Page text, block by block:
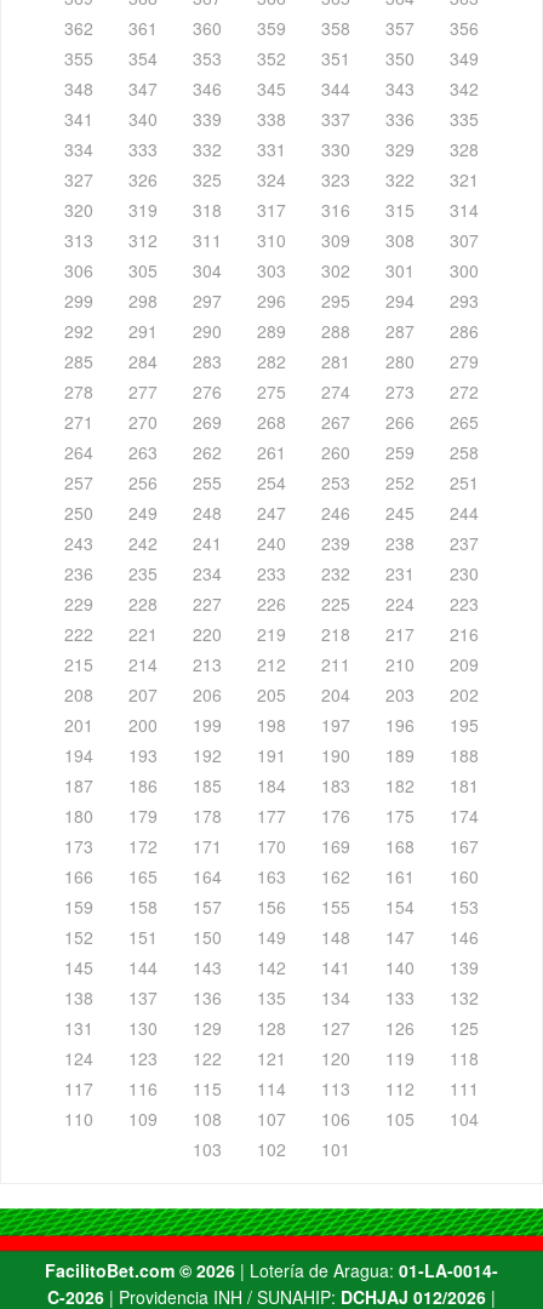
362
361 360 359 358 357
356
355
354 353 352 351 350
349
348
347 346 345 344 343
342
341
340 339 338 337 336
335
334
333 332 331 330 329
328
327
326 325 324 323 322
321
320
319 318 317 316 315
314
313
312 311 310 309 308
307
306
305 304 303 302 301
300
299
298 297 296 295 294
293
292
291 290 289 288 287
286
285
284 283 282 281 280
279
278
277 276 275 274 273
272
271
270 269 268 267 266
265
264
263 262 261 260 259
258
257
256 255 254 253 252
251
250
249 248 247 246 245
244
243
242 241 240 239 238
237
236
235 234 233 232 231
230
229
228 227 226 225 224
223
222
221 220 219 218 217
216
215
214 213 212 211 210
209
208
207 206 205 204 203
202
201
200 199 198 197 196
195
194
193 192 191 190 189
188
187
186 185 184 183 182
181
180
179 178 177 176 175
174
173
172 171 170 169 168
167
166
165 164 163 162 161
160
159
158 157 156 155 154
153
152
151 150 149 148 147
146
145
144 143 142 141 140
139
138
137 136 135 134 133
132
131
130 129 128 127 126
125
124
123 122 121 120 119
118
117
116 115 114 113 112
111
110
109 108 107 106 105
104
103
102 101
FacilitoBet.com ©️ 2026 | Lotería de Aragua: 01-LA-0014-
C-2026 | Providencia INH / SUNAHIP: DCHJAJ 012/2026 |